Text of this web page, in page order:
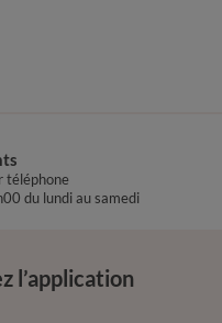
téléphone
du lundi au samedi
l’application